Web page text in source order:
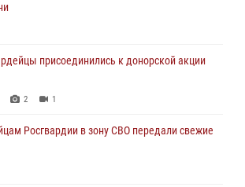
присоединились к донорской акции
2 1
Росгвардии в зону СВО передали свежие